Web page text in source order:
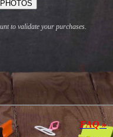
to validate your purchases.
FAQ »